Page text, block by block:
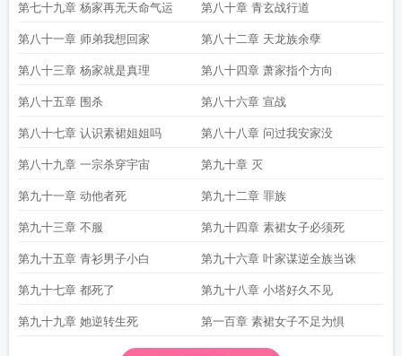
第七十九章 杨家再无天命气运 第八十章 青玄战行道
第八十一章 师弟我想回家 第八十二章 天龙族余孽
第八十三章 杨家就是真理 第八十四章 萧家指个方向
第八十五章 围杀 第八十六章 宣战
第八十七章 认识素裙姐姐吗 第八十八章 问过我安家没
第八十九章 一宗杀穿宇宙 第九十章 灭
第九十一章 动他者死 第九十二章 罪族
第九十三章 不服 第九十四章 素裙女子必须死
第九十五章 青衫男子小白 第九十六章 叶家谋逆全族当诛
第九十七章 都死了 第九十八章 小塔好久不见
第九十九章 她逆转生死 第一百章 素裙女子不足为惧